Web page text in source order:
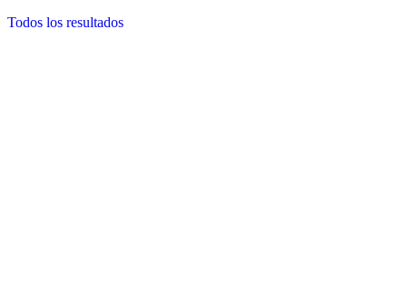
Todos los resultados